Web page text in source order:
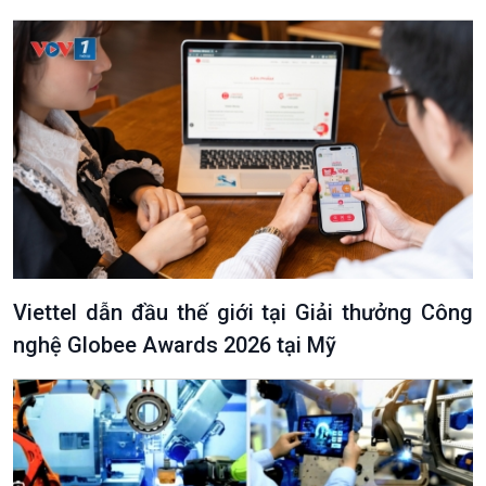
Viettel dẫn đầu thế giới tại Giải thưởng Công
nghệ Globee Awards 2026 tại Mỹ